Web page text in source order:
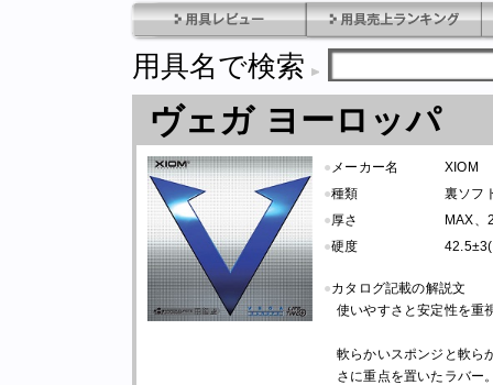
用具名で検索
ヴェガ ヨーロッパ
● メーカー名
XIOM
●種類
裏ソフ
●厚さ
MAX、
●硬度
●カタログ記載の解説文
使いやすさと安定性を重
軟らかいスポンジと軟ら
さに重点を置いたラバー